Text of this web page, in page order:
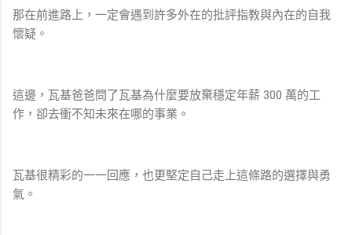
那在前進路上，一定會遇到許多外在的批評指教與內在的自我
懷疑。
這邊，瓦基爸爸問了瓦基為什麼要放棄穩定年薪 300 萬的工
作，卻去衝不知未來在哪的事業。
瓦基很精彩的一一回應，也更堅定自己走上這條路的選擇與勇
氣。